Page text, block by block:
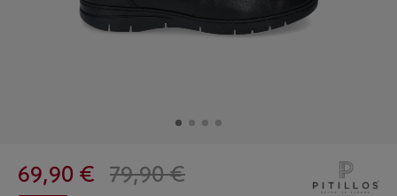
69,90 € 79,90 €